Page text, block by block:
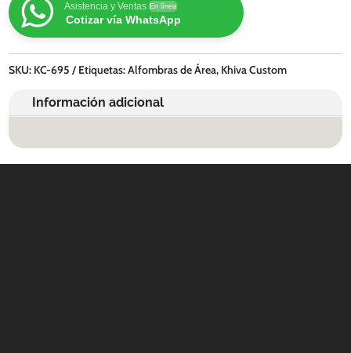
Asistencia y Ventas En línea
Cotizar vía WhatsApp
SKU: KC-695 Etiquetas:Alfombras de Área, Khiva Custom
Información adicional